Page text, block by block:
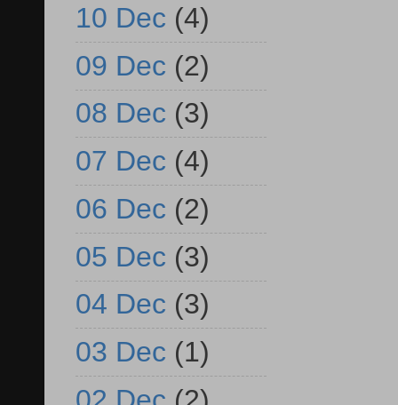
10 Dec (4)
09 Dec (2)
08 Dec (3)
07 Dec (4)
06 Dec (2)
05 Dec (3)
04 Dec (3)
03 Dec (1)